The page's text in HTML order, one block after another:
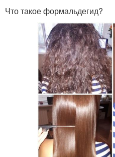
Что такое формальдегид?